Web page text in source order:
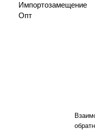
Импортозамещение
Опт